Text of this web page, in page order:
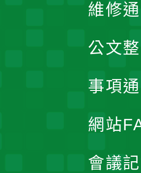
維修
公文
事項
網站
會議